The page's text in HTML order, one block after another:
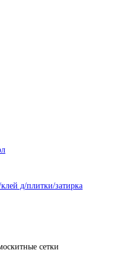
д/плитки/затирка